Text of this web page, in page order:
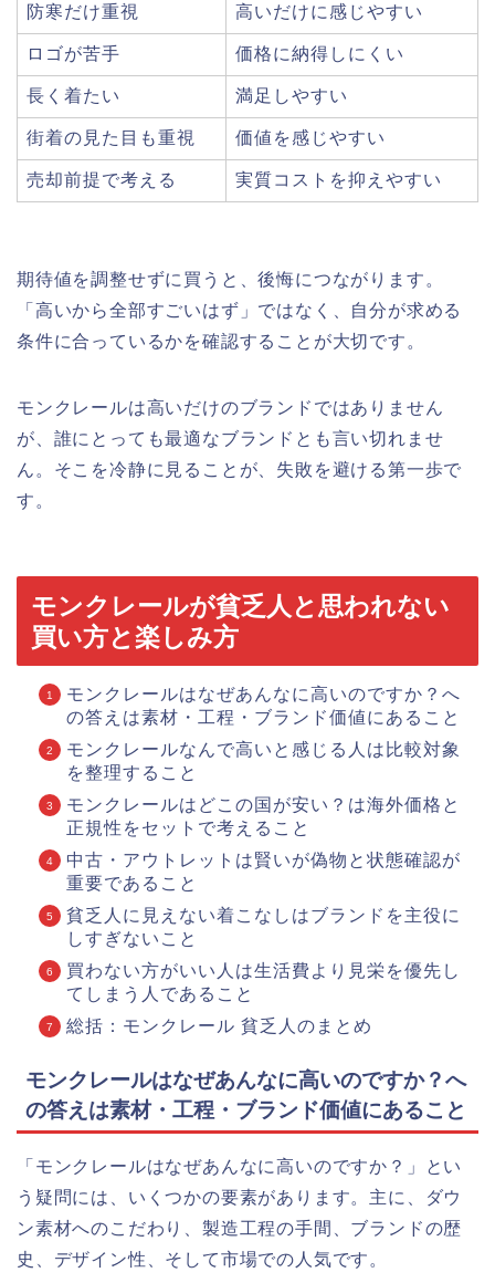
防寒だけ重視 高いだけに感じやすい
ロゴが苦手 価格に納得しにくい
長く着たい 満足しやすい
街着の見た目も重視 価値を感じやすい
売却前提で考える 実質コストを抑えやすい
期待値を調整せずに買うと、後悔につながります。
「高いから全部すごいはず」ではなく、自分が求める
条件に合っているかを確認することが大切です。
モンクレールは高いだけのブランドではありません
が、誰にとっても最適なブランドとも言い切れませ
ん。そこを冷静に見ることが、失敗を避ける第一歩で
す。
モンクレールが貧乏人と思われない
買い方と楽しみ方
モンクレールはなぜあんなに高いのですか？へ
の答えは素材・工程・ブランド価値にあること
モンクレールなんで高いと感じる人は比較対象
を整理すること
モンクレールはどこの国が安い？は海外価格と
正規性をセットで考えること
中古・アウトレットは賢いが偽物と状態確認が
重要であること
貧乏人に見えない着こなしはブランドを主役に
しすぎないこと
買わない方がいい人は生活費より見栄を優先し
てしまう人であること
総括：モンクレール 貧乏人のまとめ
モンクレールはなぜあんなに高いのですか？へ
の答えは素材・工程・ブランド価値にあること
「モンクレールはなぜあんなに高いのですか？」とい
う疑問には、いくつかの要素があります。主に、ダウ
ン素材へのこだわり、製造工程の手間、ブランドの歴
史、デザイン性、そして市場での人気です。